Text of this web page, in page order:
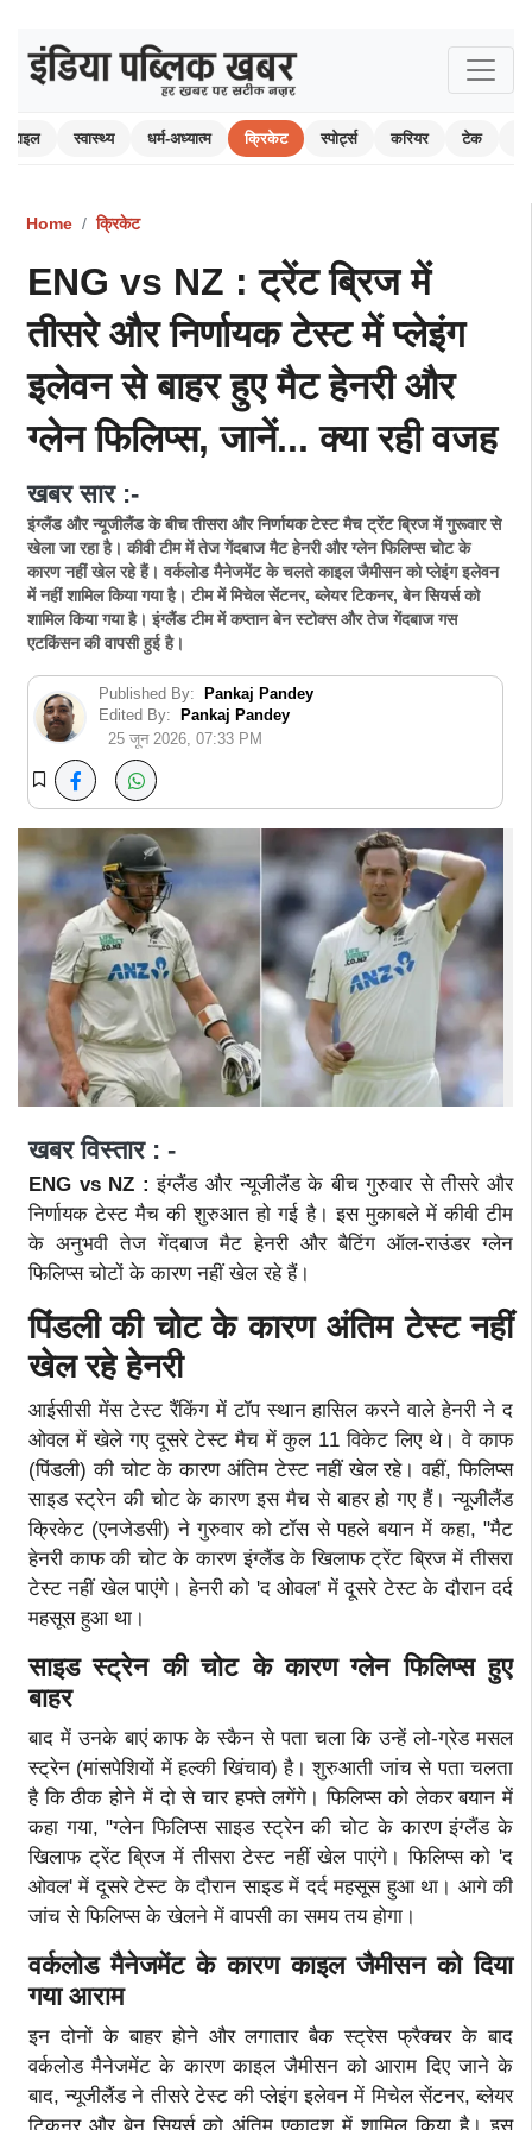
स्वास्थ्य धर्म-अध्यात्म क्रिकेट स्पोर्ट्स करियर टेक
Home क्रिकेट
ENG vs NZ : ट्रेंट ब्रिज में
तीसरे और निर्णायक टेस्ट में प्लेइंग
इलेवन से बाहर हुए मैट हेनरी और
ग्लेन फिलिप्स, जानें... क्या रही वजह
खबर सार :-
इंग्लैंड और न्यूजीलैंड के बीच तीसरा और निर्णायक टेस्ट मैच ट्रेंट ब्रिज में गुरूवार से
खेला जा रहा है। कीवी टीम में तेज गेंदबाज मैट हेनरी और ग्लेन फिलिप्स चोट के
कारण नहीं खेल रहे हैं। वर्कलोड मैनेजमेंट के चलते काइल जैमीसन को प्लेइंग इलेवन
में नहीं शामिल किया गया है। टीम में मिचेल सेंटनर, ब्लेयर टिकनर, बेन सियर्स को
शामिल किया गया है। इंग्लैंड टीम में कप्तान बेन स्टोक्स और तेज गेंदबाज गस
एटकिंसन की वापसी हुई है।
Published By:
Pankaj Pandey
Edited By:
Pankaj Pandey
25 जून 2026, 07:33 PM
खबर विस्तार : -
ENG vs NZ : इंग्लैंड और न्यूजीलैंड के बीच गुरुवार से तीसरे और
निर्णायक टेस्ट मैच की शुरुआत हो गई है। इस मुकाबले में कीवी टीम
के अनुभवी तेज गेंदबाज मैट हेनरी और बैटिंग ऑल-राउंडर ग्लेन
फिलिप्स चोटों के कारण नहीं खेल रहे हैं।
पिंडली की चोट के कारण अंतिम टेस्ट नहीं
खेल रहे हेनरी
आईसीसी मेंस टेस्ट रैंकिंग में टॉप स्थान हासिल करने वाले हेनरी ने द
ओवल में खेले गए दूसरे टेस्ट मैच में कुल 11 विकेट लिए थे। वे काफ
(पिंडली) की चोट के कारण अंतिम टेस्ट नहीं खेल रहे। वहीं, फिलिप्स
साइड स्ट्रेन की चोट के कारण इस मैच से बाहर हो गए हैं। न्यूजीलैंड
क्रिकेट (एनजेडसी) ने गुरुवार को टॉस से पहले बयान में कहा, "मैट
हेनरी काफ की चोट के कारण इंग्लैंड के खिलाफ ट्रेंट ब्रिज में तीसरा
टेस्ट नहीं खेल पाएंगे। हेनरी को 'द ओवल' में दूसरे टेस्ट के दौरान दर्द
महसूस हुआ था।
साइड स्ट्रेन की चोट के कारण ग्लेन फिलिप्स हुए
बाहर
बाद में उनके बाएं काफ के स्कैन से पता चला कि उन्हें लो-ग्रेड मसल
स्ट्रेन (मांसपेशियों में हल्की खिंचाव) है। शुरुआती जांच से पता चलता
है कि ठीक होने में दो से चार हफ्ते लगेंगे। फिलिप्स को लेकर बयान में
कहा गया, "ग्लेन फिलिप्स साइड स्ट्रेन की चोट के कारण इंग्लैंड के
खिलाफ ट्रेंट ब्रिज में तीसरा टेस्ट नहीं खेल पाएंगे। फिलिप्स को 'द
ओवल' में दूसरे टेस्ट के दौरान साइड में दर्द महसूस हुआ था। आगे की
जांच से फिलिप्स के खेलने में वापसी का समय तय होगा।
वर्कलोड मैनेजमेंट के कारण काइल जैमीसन को दिया
गया आराम
इन दोनों के बाहर होने और लगातार बैक स्ट्रेस फ्रैक्चर के बाद
वर्कलोड मैनेजमेंट के कारण काइल जैमीसन को आराम दिए जाने के
बाद, न्यूजीलैंड ने तीसरे टेस्ट की प्लेइंग इलेवन में मिचेल सेंटनर, ब्लेयर